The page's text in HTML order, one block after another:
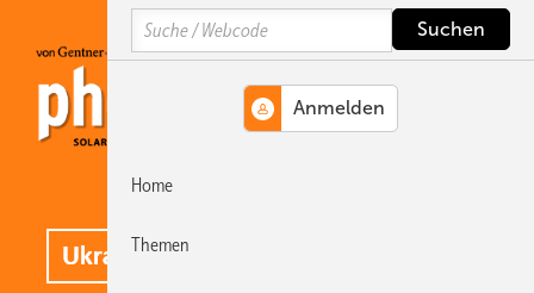
Hauptinhalt
Hauptmenü
SiteSearch
Search
Home
Themen